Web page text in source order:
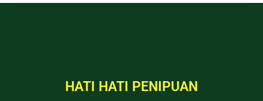
HATI HATI PENIPUAN